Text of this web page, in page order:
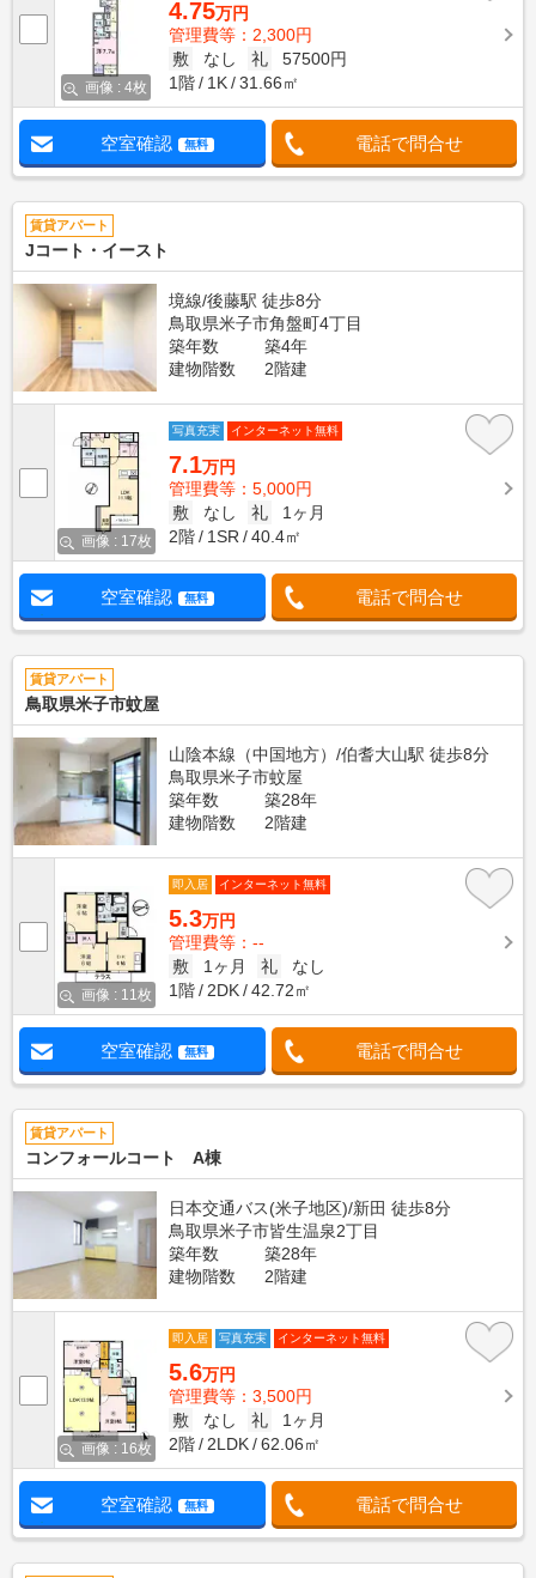
画像 : 4枚
4.75万円
管理費等：2,300円
敷
なし 礼
57500円
1階
1K 31.66㎡
空室確認 無料 電話で問合せ
賃貸アパート
Jコート・イースト
境線/後藤駅 徒歩8分
鳥取県米子市角盤町4丁目
築年数
築4年
建物階数
2階建
画像 : 17枚
写真充実 インターネット無料
7.1万円
管理費等：5,000円
敷
なし 礼
1ヶ月
2階
1SR 40.4㎡
空室確認 無料 電話で問合せ
賃貸アパート
鳥取県米子市蚊屋
山陰本線（中国地方）/伯耆大山駅 徒歩8分
鳥取県米子市蚊屋
築年数
築28年
建物階数
2階建
画像 : 11枚
即入居 インターネット無料
5.3万円
管理費等：--
敷
1ヶ月 礼
なし
1階
2DK 42.72㎡
空室確認 無料 電話で問合せ
賃貸アパート
コンフォールコート A棟
日本交通バス(米子地区)/新田 徒歩8分
鳥取県米子市皆生温泉2丁目
築年数
築28年
建物階数
2階建
画像 : 16枚
即入居 写真充実 インターネット無料
5.6万円
管理費等：3,500円
敷
なし 礼
1ヶ月
2階
2LDK 62.06㎡
空室確認 無料 電話で問合せ